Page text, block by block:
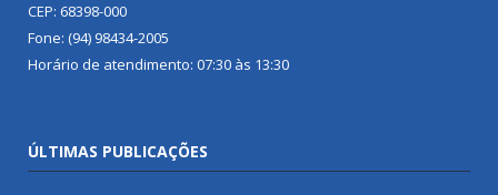
CEP: 68398-000
Fone: (94) 98434-2005
Horário de atendimento: 07:30 às 13:30
ÚLTIMAS PUBLICAÇÕES